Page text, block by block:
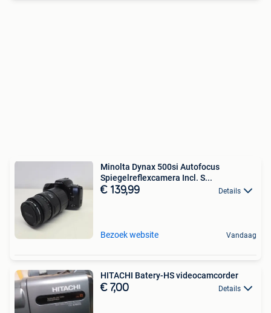
Minolta Dynax 500si Autofocus
Spiegelreflexcamera Incl. S...
€ 139,99 Details
Bezoek website Vandaag
HITACHI Batery-HS videocamcorder
€ 7,00 Details